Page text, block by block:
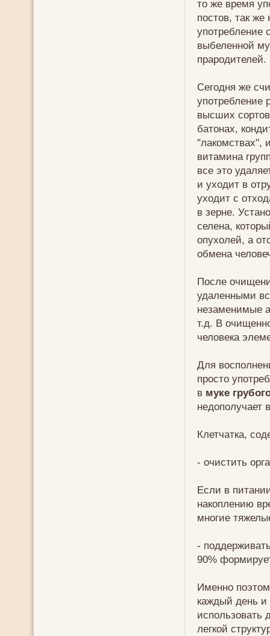
то же время
постов, так же
употребление
выбеленной
прародителей.
Сегодня же
употребление
высших
батонах,
"лакомствах",
витамина
все это
и уходит в
уходит с
в зерне.
селена,
опухолей, а
обмена
После
удаленными
незаменимые
т.д. В
человека
Для
просто
в муке
недополучает
Клетчатка,
- очистить
Если в
накоплению
многие
-
90%
Именно
каждый день
использовать
легкой